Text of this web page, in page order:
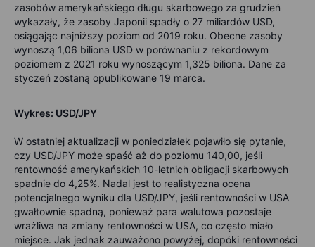
zasobów amerykańskiego długu skarbowego za grudzień
wykazały, że zasoby Japonii spadły o 27 miliardów USD,
osiągając najniższy poziom od 2019 roku. Obecne zasoby
wynoszą 1,06 biliona USD w porównaniu z rekordowym
poziomem z 2021 roku wynoszącym 1,325 biliona. Dane za
styczeń zostaną opublikowane 19 marca.
Wykres: USD/JPY
W ostatniej aktualizacji w poniedziałek pojawiło się pytanie,
czy USD/JPY może spaść aż do poziomu 140,00, jeśli
rentowność amerykańskich 10-letnich obligacji skarbowych
spadnie do 4,25%. Nadal jest to realistyczna ocena
potencjalnego wyniku dla USD/JPY, jeśli rentowności w USA
gwałtownie spadną, ponieważ para walutowa pozostaje
wrażliwa na zmiany rentowności w USA, co często miało
miejsce. Jak jednak zauważono powyżej, dopóki rentowności